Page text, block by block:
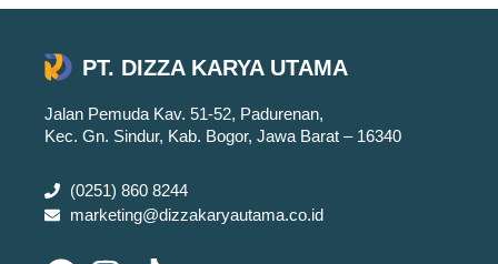
PT. DIZZA KARYA UTAMA
Jalan Pemuda Kav. 51-52, Padurenan,
Kec. Gn. Sindur, Kab. Bogor, Jawa Barat – 16340
(0251) 860 8244
marketing@dizzakaryautama.co.id